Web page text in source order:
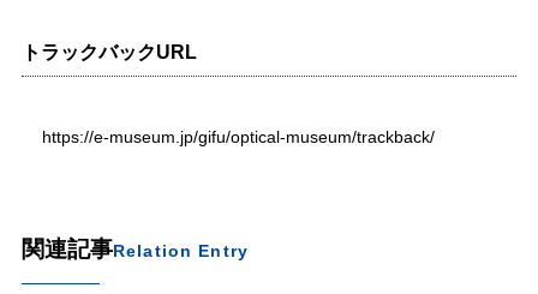
トラックバックURL
https://e-museum.jp/gifu/optical-museum/trackback/
関連記事Relation Entry